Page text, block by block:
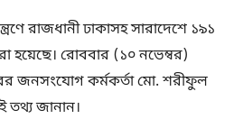
রাজধানী ঢাকাসহ সারাদেশে ১৯১
হয়েছে। রোববার (১০ নভেম্বর)
জনসংযোগ কর্মকর্তা মো. শরীফুল
তথ্য জানান।